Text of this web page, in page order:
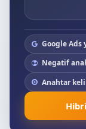
Google Ads
Negatif
Anahtar